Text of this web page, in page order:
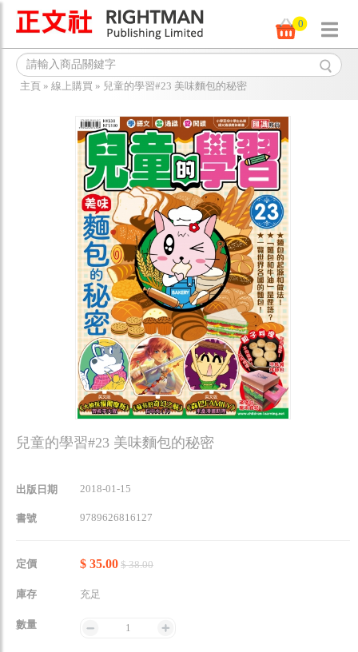
0
主頁 » 線上購買 » 兒童的學習#23 美味麵包的秘密
兒童的學習#23 美味麵包的秘密
出版日期 2018-01-15
書號 9789626816127
定價 $ 35.00 $ 38.00
庫存 充足
數量 1